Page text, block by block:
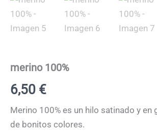
merino 100%
6,50 €
Merino 100% es un hilo satinado y en
de bonitos colores.